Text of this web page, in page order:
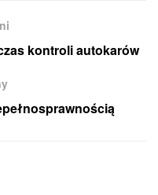
kontroli autokarów